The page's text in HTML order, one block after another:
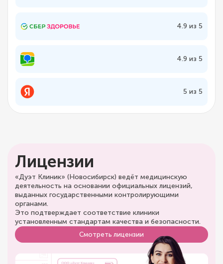
4.9 из 5
4.9 из 5
5 из 5
Лицензии
«Дуэт Клиник» (Новосибирск) ведёт медицинскую
деятельность на основании официальных лицензий,
выданных государственными контролирующими
органами.
Это подтверждает соответствие клиники
установленным стандартам качества и безопасности.
Смотреть лицензии